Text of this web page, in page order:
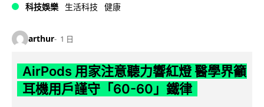
科技娛樂 生活科技 健康
arthur 1 日
AirPods 用家注意聽力響紅燈 醫學界籲
耳機用戶謹守「60-60」鐵律